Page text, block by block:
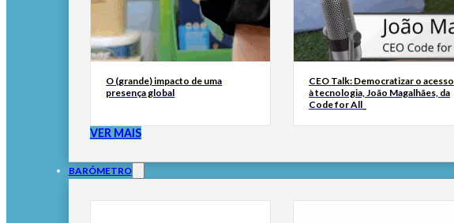
O (grande) impacto de uma
presença global
CEO Talk: Democratizar o acesso
à tecnologia, João Magalhães, da
Code for All_
VER MAIS
BARÓMETRO